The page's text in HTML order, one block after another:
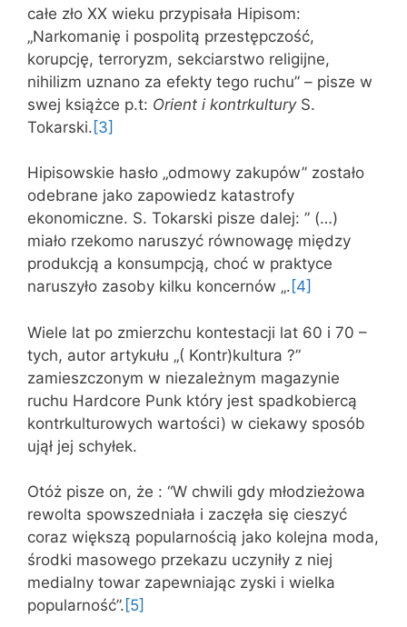
całe zło XX wieku przypisała Hipisom:
„Narkomanię i pospolitą przestępczość,
korupcję, terroryzm, sekciarstwo religijne,
nihilizm uznano za efekty tego ruchu” – pisze w
swej książce p.t: Orient i kontrkulturyS.
Tokarski. [3]
Hipisowskie hasło „odmowy zakupów” zostało
odebrane jako zapowiedz katastrofy
ekonomiczne. S. Tokarski pisze dalej: ” (…)
miało rzekomo naruszyć równowagę między
produkcją a konsumpcją, choć w praktyce
naruszyło zasoby kilku koncernów „. [4]
Wiele lat po zmierzchu kontestacji lat 60 i 70 –
tych, autor artykułu „( Kontr)kultura ?”
zamieszczonym w niezależnym magazynie
ruchu Hardcore Punk który jest spadkobiercą
kontrkulturowych wartości) w ciekawy sposób
ujął jej schyłek.
Otóż pisze on, że : “W chwili gdy młodzieżowa
rewolta spowszedniała i zaczęła się cieszyć
coraz większą popularnością jako kolejna moda,
środki masowego przekazu uczyniły z niej
medialny towar zapewniając zyski i wielka
popularność”. [5]